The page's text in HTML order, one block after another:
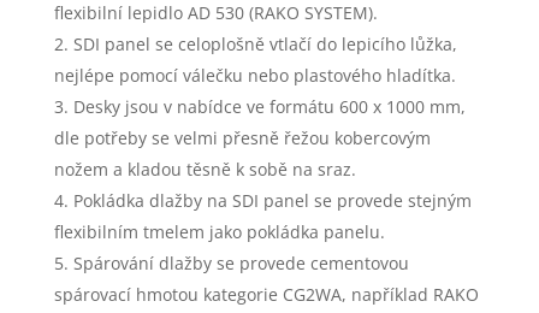
flexibilní lepidlo AD 530 (RAKO SYSTEM).
SDI panel se celoplošně vtlačí do lepicího lůžka,
nejlépe pomocí válečku nebo plastového hladítka.
Desky jsou v nabídce ve formátu 600 x 1000 mm,
dle potřeby se velmi přesně řežou kobercovým
nožem a kladou těsně k sobě na sraz.
Pokládka dlažby na SDI panel se provede stejným
flexibilním tmelem jako pokládka panelu.
Spárování dlažby se provede cementovou
spárovací hmotou kategorie CG2WA, například RAKO